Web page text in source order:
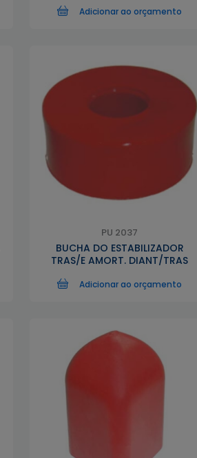
Adicionar ao orçamento
PU 2037
BUCHA DO ESTABILIZADOR
TRAS/E AMORT. DIANT/TRAS
Adicionar ao orçamento